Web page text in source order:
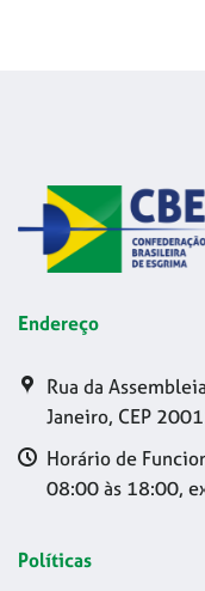
Endereço
Rua da
Janeiro, CEP
Horário de
08:00 às 18:00,
Políticas